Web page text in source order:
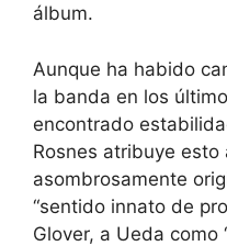
álbum.
Aunque ha habido
la banda en los
encontrado
Rosnes atribuye esto
asombrosamente
“sentido innato de
Glover, a Ueda como